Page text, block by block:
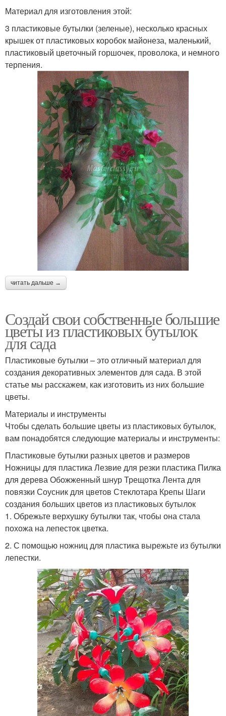
Материал для изготовления этой:
3 пластиковые бутылки (зеленые), несколько красных
крышек от пластиковых коробок майонеза, маленький,
пластиковый цветочный горшочек, проволока, и немного
терпения.
читать дальше →
Создай свои собственные большие
цветы из пластиковых бутылок
для сада
Пластиковые бутылки – это отличный материал для
создания декоративных элементов для сада. В этой
статье мы расскажем, как изготовить из них большие
цветы.
Материалы и инструменты
Чтобы сделать большие цветы из пластиковых бутылок,
вам понадобятся следующие материалы и инструменты:
Пластиковые бутылки разных цветов и размеров
Ножницы для пластика Лезвие для резки пластика Пилка
для дерева Обожженный шнур Трещотка Лента для
повязки Соусник для цветов Стеклотара Крепы Шаги
создания больших цветов из пластиковых бутылок
1. Обрежьте верхушку бутылки так, чтобы она стала
похожа на лепесток цветка.
2. С помощью ножниц для пластика вырежьте из бутылки
лепестки.